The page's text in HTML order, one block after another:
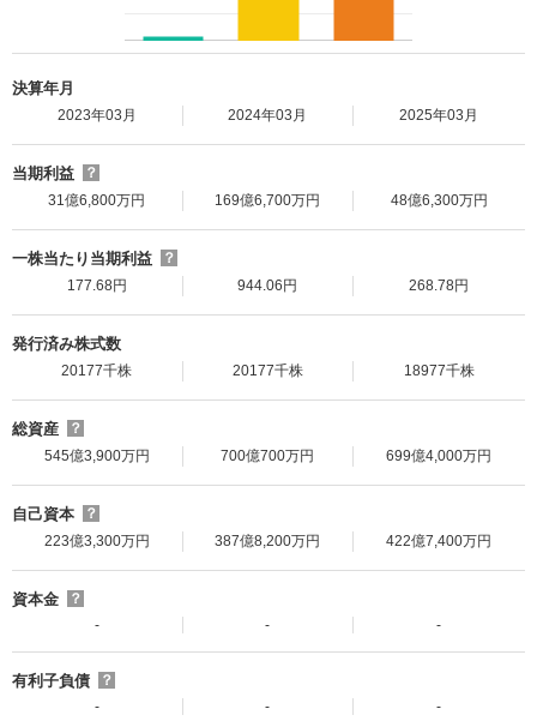
決算年月
2023年03月 2024年03月 2025年03月
当期利益
？
31億6,800万円
169億6,700万円 48億6,300万円
一株当たり当期利益
？
177.68円
944.06円 268.78円
発行済み株式数
20177千株 20177千株 18977千株
総資産
？
545億3,900万円
700億700万円 699億4,000万円
自己資本
？
223億3,300万円
387億8,200万円 422億7,400万円
資本金
？
-
- -
有利子負債
？
-
- -